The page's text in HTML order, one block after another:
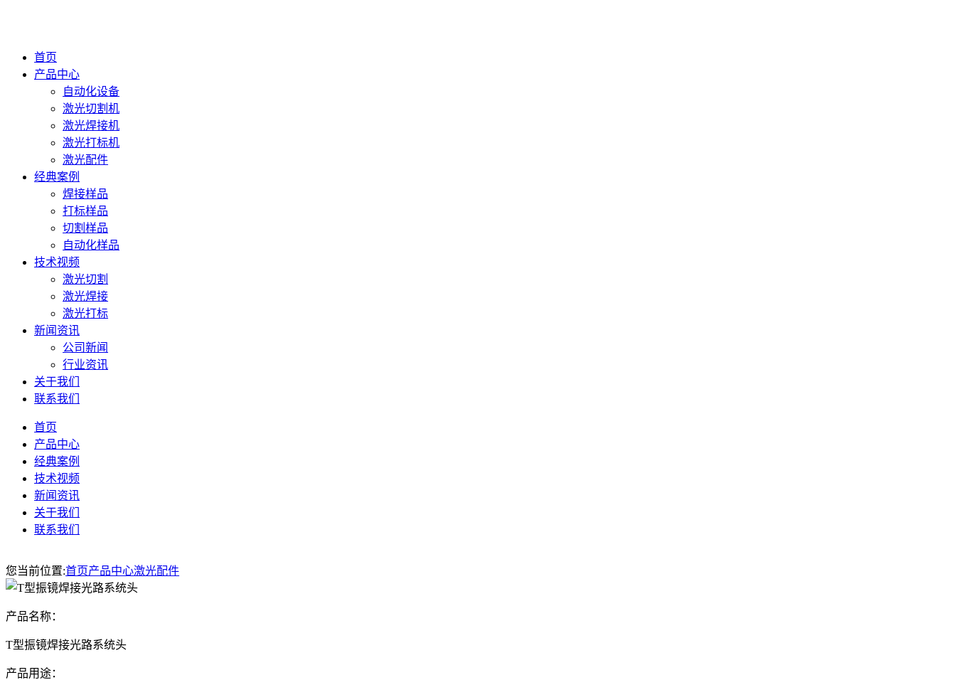
首页
产品中心
自动化设备
激光切割机
激光焊接机
激光打标机
激光配件
经典案例
焊接样品
打标样品
切割样品
自动化样品
技术视频
激光切割
激光焊接
激光打标
新闻资讯
公司新闻
行业资讯
关于我们
联系我们
首页
产品中心
经典案例
技术视频
新闻资讯
关于我们
联系我们
您当前位置:首页产品中心激光配件
产品名称：
T型振镜焊接光路系统头
产品用途：